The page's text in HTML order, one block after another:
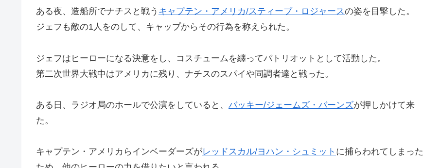
ある夜、造船所でナチスと戦う キャプテン・アメリカ/スティーブ・ロジャースの姿を目撃した。
ジェフも敵の1人をのして、キャップからその行為を称えられた。
ジェフはヒーローになる決意をし、コスチュームを纏ってパトリオットとして活動した。
第二次世界大戦中はアメリカに残り、ナチスのスパイや同調者達と戦った。
ある日、ラジオ局のホールで公演をしていると、 バッキー/ジェームズ・バーンズが押しかけて来
た。
キャプテン・アメリカらインベーダーズがレッドスカル/ヨハン・シュミット に捕らわれてしまった